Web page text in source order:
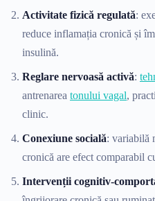
Activitate fizică regulată:
reduce inflamația cronică și
insulină.
Reglare nervoasă activă:
antrenarea tonului vagal,
clinic.
Conexiune socială: variabilă
cronică are efect comparabil
Intervenții cognitiv-